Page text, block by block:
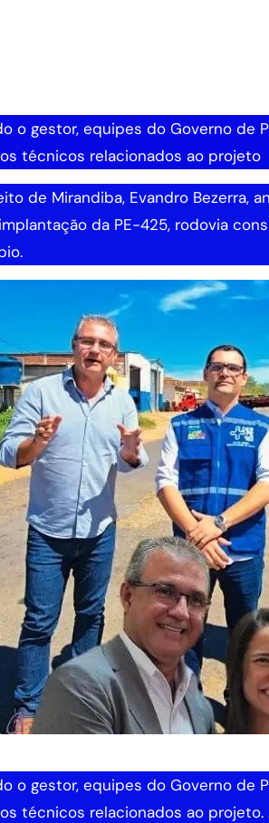
o gestor, equipes do Governo de
técnicos relacionados ao projeto
de Mirandiba, Evandro Bezerra,
da PE-425, rodovia
o gestor, equipes do Governo de
técnicos relacionados ao